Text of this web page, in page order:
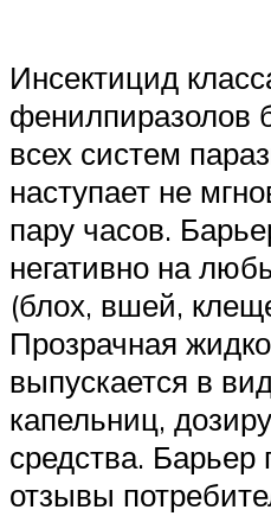
Инсектицид
фенилпиразолов
всех систем
наступает не
пару часов.
негативно на
(блох, вшей,
Прозрачная
выпускается в
капельниц,
средства.
отзывы